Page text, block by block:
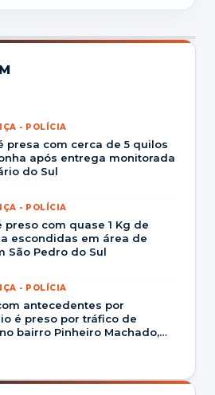
- POLÍCIA
presa com cerca de 5 quilos
após entrega monitorada
do Sul
- POLÍCIA
preso com quase 1 Kg de
escondidas em área de
São Pedro do Sul
- POLÍCIA
antecedentes por
é preso por tráfico de
bairro Pinheiro Machado,